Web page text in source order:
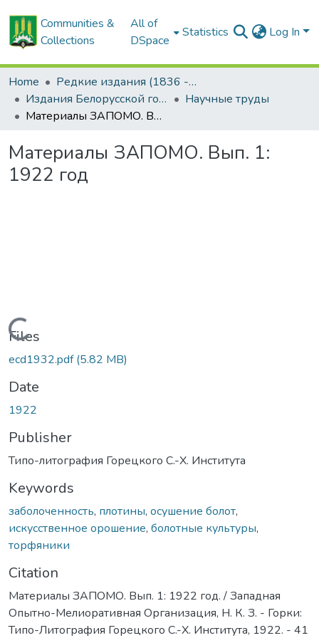
Communities &
Collections
All of
DSpace
Statistics Log In
Home
Редкие издания (1836 - 1940 гг.)
Издания Белорусской государственной сельскохозяйственной академии
Научные труды
Материалы ЗАПОМО. Вып. 1: 1922 год
Материалы ЗАПОМО. Вып. 1:
1922 год
Loading...
Files
ecd1932.pdf(5.82 MB)
Date
1922
Publisher
Типо-литография Горецкого С.-Х. Института
Keywords
заболоченность, плотины, осушение болот,
искусственное орошение, болотные культуры,
торфяники
Citation
Материалы ЗАПОМО. Вып. 1: 1922 год. / Западная
Опытно-Мелиоративная Организация, Н. К. З. - Горки:
Типо-Литография Горецкого С.-Х. Института, 1922. - 41